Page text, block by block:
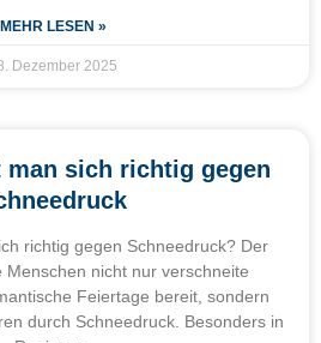
MEHR LESEN »
Dezember 2025
man sich richtig gegen
richtig gegen Schneedruck? Der
Menschen nicht nur verschneite
Feiertage bereit, sondern
durch Schneedruck. Besonders in